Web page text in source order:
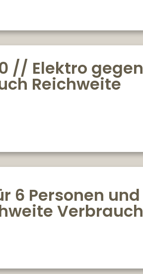
// Elektro gegen
Reichweite
6 Personen und
Verbrauch